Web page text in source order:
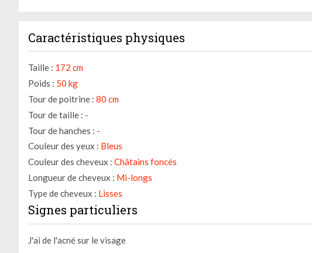
Caractéristiques physiques
Taille : 172 cm
Poids : 50 kg
Tour de poitrine : 80 cm
Tour de taille : -
Tour de hanches : -
Couleur des yeux : Bleus
Couleur des cheveux : Châtains foncés
Longueur de cheveux : Mi-longs
Type de cheveux : Lisses
Signes particuliers
J'ai de l'acné sur le visage